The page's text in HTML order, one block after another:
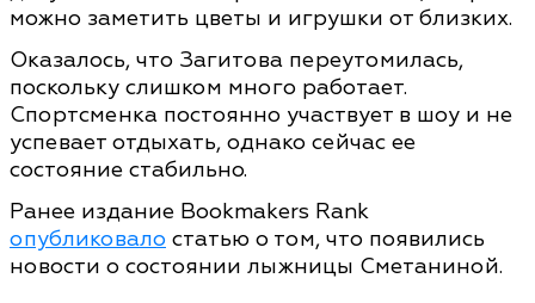
можно заметить цветы и игрушки от близких.
Оказалось, что Загитова переутомилась,
поскольку слишком много работает.
Спортсменка постоянно участвует в шоу и не
успевает отдыхать, однако сейчас ее
состояние стабильно.
Ранее издание Bookmakers Rank
опубликовало статью о том, что появились
новости о состоянии лыжницы Сметаниной.